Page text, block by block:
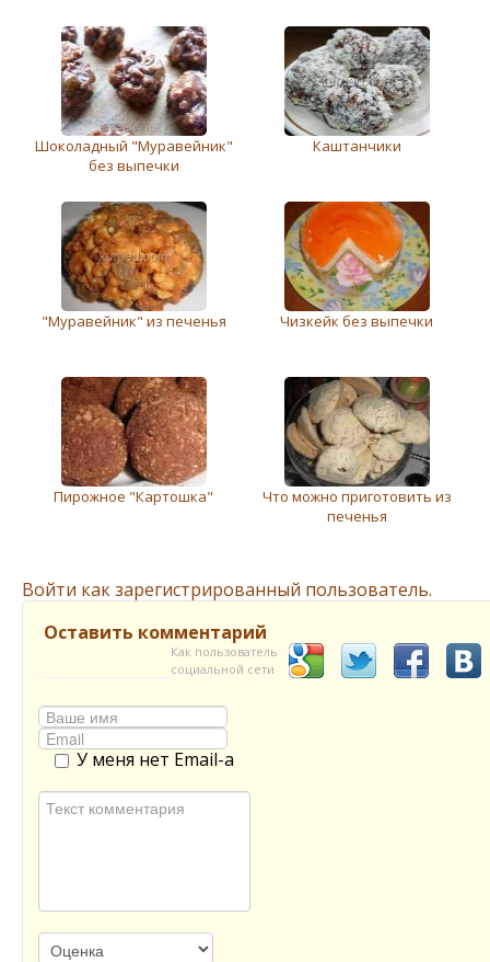
Шоколадный "Муравейник"
без выпечки
Каштанчики
"Муравейник" из печенья Чизкейк без выпечки
Пирожное "Картошка"
Что можно приготовить из
печенья
Войти как зарегистрированный пользователь.
Оставить комментарий
Как пользователь
социальной сети
У меня нет Email-а